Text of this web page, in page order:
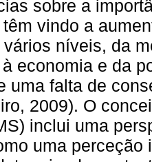
sobre a
vindo a
níveis, da
economia e da
uma falta de
2009). O
inclui uma
uma